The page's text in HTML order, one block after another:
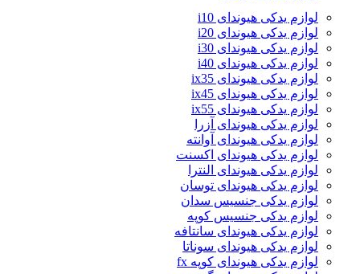
لوازم یدکی هیوندای i10
لوازم یدکی هیوندای i20
لوازم یدکی هیوندای i30
لوازم یدکی هیوندای i40
لوازم یدکی هیوندای ix35
لوازم یدکی هیوندای ix45
لوازم یدکی هیوندای ix55
لوازم یدکی هیوندای آزرا
لوازم یدکی هیوندای آوانته
لوازم یدکی هیوندای اکسنت
لوازم یدکی هیوندای النترا
لوازم یدکی هیوندای توسان
لوازم یدکی جنسیس سدان
لوازم یدکی جنسیس کوپه
لوازم یدکی هیوندای سانتافه
لوازم یدکی هیوندای سوناتا
لوازم یدکی هیوندای کوپه fx